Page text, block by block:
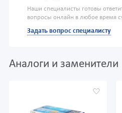
Наши специалисты готовы
вопросы онлайн в любое время
Задать вопрос специалисту
Аналоги и заменители